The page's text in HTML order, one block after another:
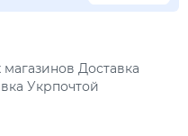
Доставка
Укрпочтой